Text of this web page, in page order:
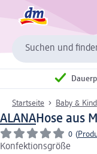
Suchen und
Startseite Baby & Kind
ALANAHose aus
0 (
Konfektionsgröße